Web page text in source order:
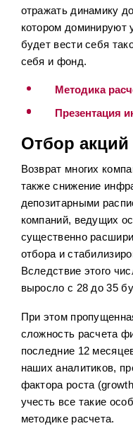
отражать динамику
котором
будет вести себя
себя и фонд.
Методика
Презентация
Отбор акций
Возврат многих
также снижение
депозитарными
компаний, ведущих
существенно
отбора и
Вследствие этого
выросло с 28 до 35
При этом
сложность расчета
последние 12
наших аналитиков,
фактора роста
учесть все такие
методике расчета.